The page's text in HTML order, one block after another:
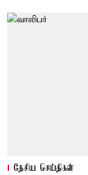
தேசிய செய்திகள்